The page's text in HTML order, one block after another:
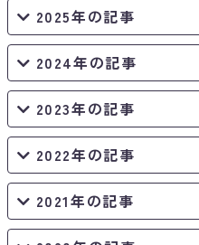
2025年の記事
2024年の記事
2023年の記事
2022年の記事
2021年の記事